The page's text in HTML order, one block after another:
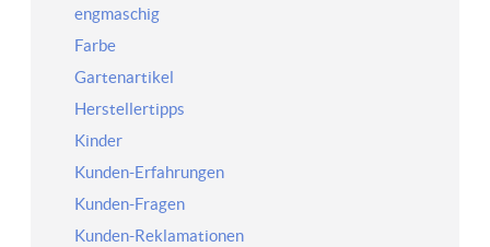
engmaschig
Farbe
Gartenartikel
Herstellertipps
Kinder
Kunden-Erfahrungen
Kunden-Fragen
Kunden-Reklamationen